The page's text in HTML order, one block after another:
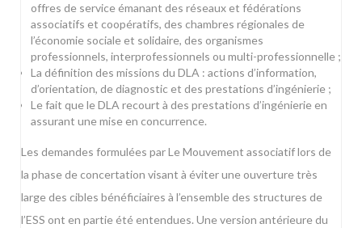
offres de service émanant des réseaux et fédérations
associatifs et coopératifs, des chambres régionales de
l’économie sociale et solidaire, des organismes
professionnels, interprofessionnels ou multi-professionnelle ;
La définition des missions du DLA : actions d’information,
d’orientation, de diagnostic et des prestations d’ingénierie ;
Le fait que le DLA recourt à des prestations d’ingénierie en
assurant une mise en concurrence.
Les demandes formulées par Le Mouvement associatif lors de
la phase de concertation visant à éviter une ouverture très
large des cibles bénéficiaires à l’ensemble des structures de
l’ESS ont en partie été entendues. Une version antérieure du